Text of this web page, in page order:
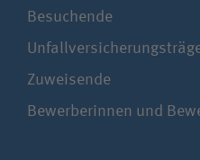
Besuchende
Zuweisende
Bewerberinnen und